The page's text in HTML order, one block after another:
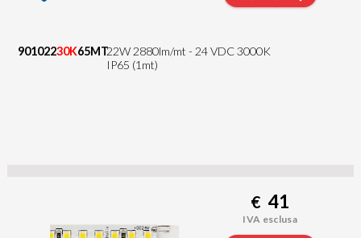
90102230K65MT22W 2880lm/mt - 24 VDC 3000K
IP65 (1mt)
€ 41
IVA esclusa